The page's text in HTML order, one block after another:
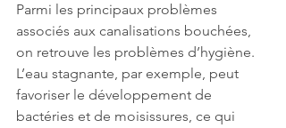
Parmi les principaux problèmes
associés aux canalisations bouchées,
on retrouve les problèmes d’hygiène.
L’eau stagnante, par exemple, peut
favoriser le développement de
bactéries et de moisissures, ce qui